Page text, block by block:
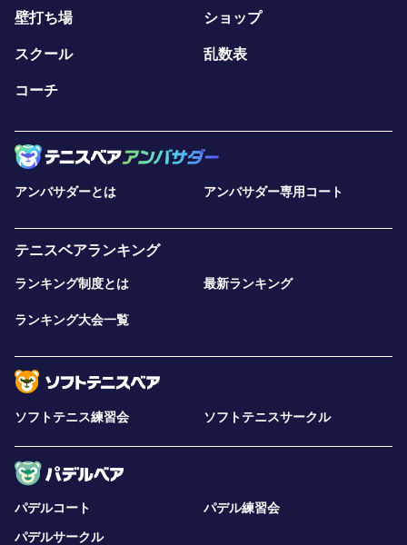
壁打ち場 ショップ
スクール 乱数表
コーチ
アンバサダーとは アンバサダー専用コート
テニスベアランキング
ランキング制度とは 最新ランキング
ランキング大会一覧
ソフトテニス練習会 ソフトテニスサークル
パデルコート
パデル練習会
パデルサークル